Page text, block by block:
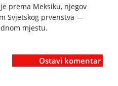
prema Meksiku, njegov
Svjetskog prvenstva —
mjestu.
Ostavi komentar